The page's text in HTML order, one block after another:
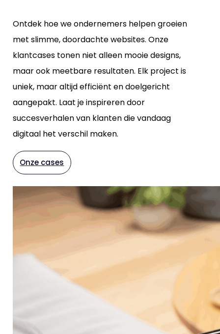
Ontdek hoe we ondernemers helpen groeien
met slimme, doordachte websites. Onze
klantcases tonen niet alleen mooie designs,
maar ook meetbare resultaten. Elk project is
uniek, maar altijd efficiënt en doelgericht
aangepakt. Laat je inspireren door
succesverhalen van klanten die vandaag
digitaal het verschil maken.
Onze cases